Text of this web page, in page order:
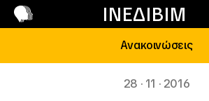
ΙΝΕΔΙΒΙΜ
Επικοινωνία
Ανακοινώσεις
28 · 11 · 2016